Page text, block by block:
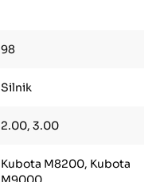
98
Silnik
2.00, 3.00
Kubota M8200, Kubota